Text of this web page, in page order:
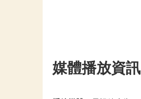
媒體播放資訊